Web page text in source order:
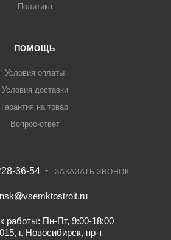
Политика
ПОМОЩЬ
Условия оплаты
Условия доставки
Гарантия на товар
Вопрос-ответ
36-54 ЗАКАЗАТЬ ЗВОНОК
nsk@vsemktostroit.ru
работы: Пн-Пт, 9:00-18:00
г. Новосибирск, пр-т